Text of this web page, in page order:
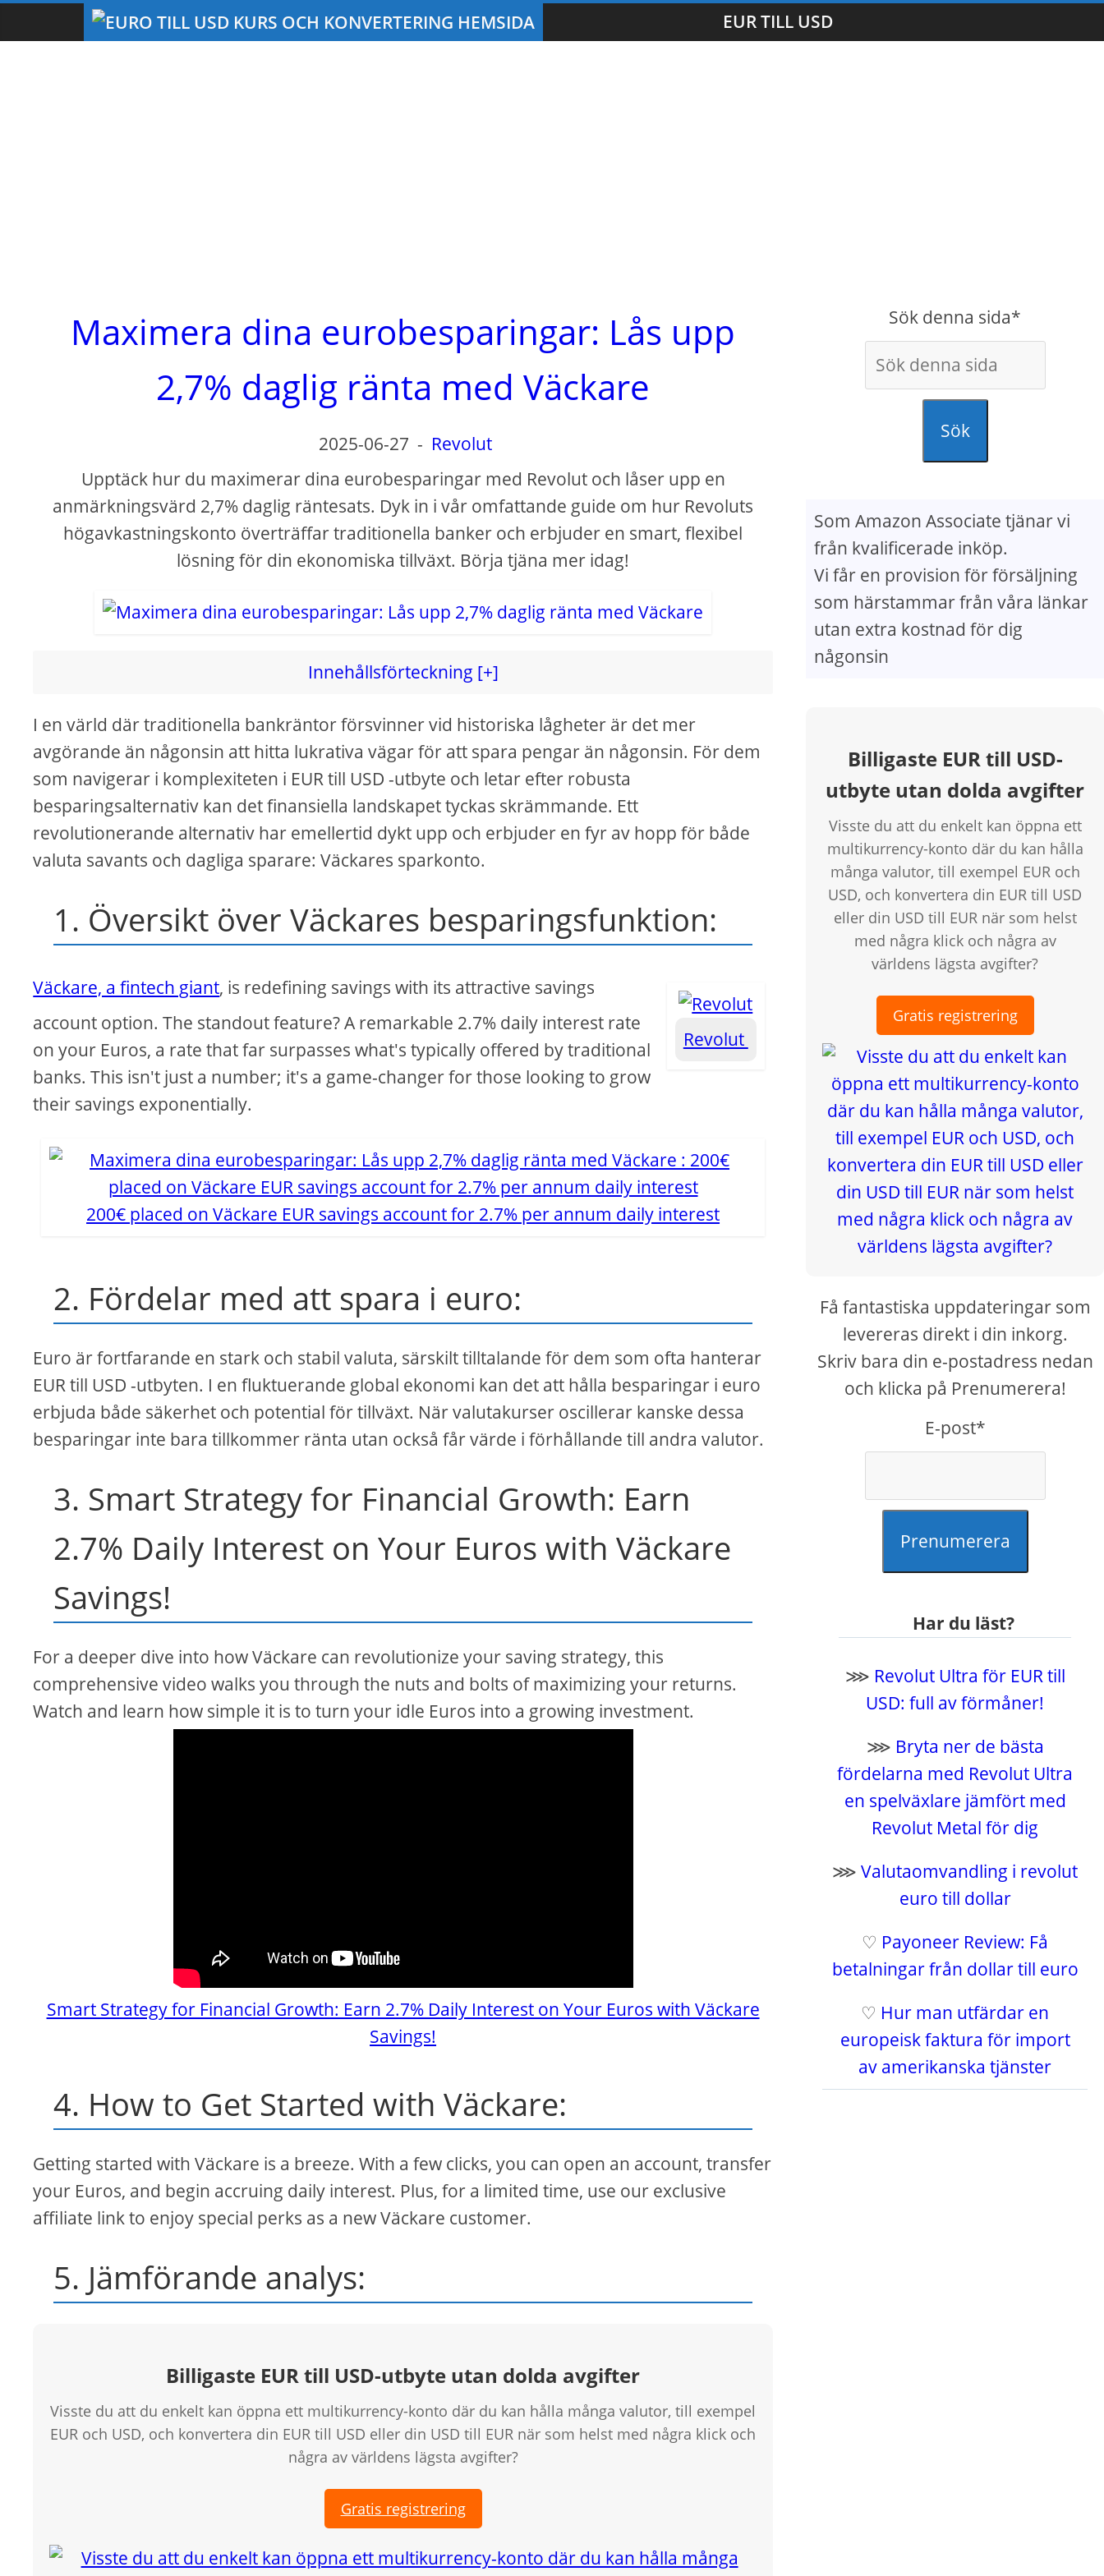
EUR TILL USD
Maximera dina eurobesparingar: Lås upp
2,7% daglig ränta med Väckare
2025-06-27 - Revolut
Upptäck hur du maximerar dina eurobesparingar med Revolut och låser upp en
anmärkningsvärd 2,7% daglig räntesats. Dyk in i vår omfattande guide om hur Revoluts
högavkastningskonto överträffar traditionella banker och erbjuder en smart, flexibel
lösning för din ekonomiska tillväxt. Börja tjäna mer idag!
Innehållsförteckning [+]
I en värld där traditionella bankräntor försvinner vid historiska lågheter är det mer
avgörande än någonsin att hitta lukrativa vägar för att spara pengar än någonsin. För dem
som navigerar i komplexiteten i EUR till USD -utbyte och letar efter robusta
besparingsalternativ kan det finansiella landskapet tyckas skrämmande. Ett
revolutionerande alternativ har emellertid dykt upp och erbjuder en fyr av hopp för både
valuta savants och dagliga sparare: Väckares sparkonto.
1. Översikt över Väckares besparingsfunktion:
Revolut
Väckare, a fintech giant, is redefining savings with its attractive savings
account option. The standout feature? A remarkable 2.7% daily interest rate
on your Euros, a rate that far surpasses what's typically offered by traditional
banks. This isn't just a number; it's a game-changer for those looking to grow
their savings exponentially.
200€ placed on Väckare EUR savings account for 2.7% per annum daily interest
2. Fördelar med att spara i euro:
Euro är fortfarande en stark och stabil valuta, särskilt tilltalande för dem som ofta hanterar
EUR till USD -utbyten. I en fluktuerande global ekonomi kan det att hålla besparingar i euro
erbjuda både säkerhet och potential för tillväxt. När valutakurser oscillerar kanske dessa
besparingar inte bara tillkommer ränta utan också får värde i förhållande till andra valutor.
3. Smart Strategy for Financial Growth: Earn
2.7% Daily Interest on Your Euros with Väckare
Savings!
For a deeper dive into how Väckare can revolutionize your saving strategy, this
comprehensive video walks you through the nuts and bolts of maximizing your returns.
Watch and learn how simple it is to turn your idle Euros into a growing investment.
Smart Strategy for Financial Growth: Earn 2.7% Daily Interest on Your Euros with Väckare
Savings!
4. How to Get Started with Väckare:
Getting started with Väckare is a breeze. With a few clicks, you can open an account, transfer
your Euros, and begin accruing daily interest. Plus, for a limited time, use our exclusive
affiliate link to enjoy special perks as a new Väckare customer.
5. Jämförande analys:
Billigaste EUR till USD-utbyte utan dolda avgifter
Visste du att du enkelt kan öppna ett multikurrency-konto där du kan hålla många valutor, till exempel
EUR och USD, och konvertera din EUR till USD eller din USD till EUR när som helst med några klick och
några av världens lägsta avgifter?
Gratis registrering
Sök denna sida*
Sök
Som Amazon Associate tjänar vi
från kvalificerade inköp.
Vi får en provision för försäljning
som härstammar från våra länkar
utan extra kostnad för dig
någonsin
Billigaste EUR till USD-
utbyte utan dolda avgifter
Visste du att du enkelt kan öppna ett
multikurrency-konto där du kan hålla
många valutor, till exempel EUR och
USD, och konvertera din EUR till USD
eller din USD till EUR när som helst
med några klick och några av
världens lägsta avgifter?
Gratis registrering
Få fantastiska uppdateringar som
levereras direkt i din inkorg.
Skriv bara din e-postadress nedan
och klicka på Prenumerera!
E-post*
Prenumerera
Har du läst?
⋙ Revolut Ultra för EUR till
USD: full av förmåner!
⋙ Bryta ner de bästa
fördelarna med Revolut Ultra
en spelväxlare jämfört med
Revolut Metal för dig
⋙Valutaomvandling i revolut
euro till dollar
♡ Payoneer Review: Få
betalningar från dollar till euro
♡ Hur man utfärdar en
europeisk faktura för import
av amerikanska tjänster